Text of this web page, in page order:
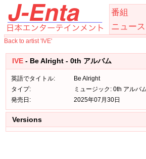
番組
ニュース
Back to artist 'IVE'
IVE - Be Alright - 0th アルバム
英語でタイトル:
Be Alright
タイプ:
ミュージック: 0th アルバ
発売日:
2025年07月30日
Versions